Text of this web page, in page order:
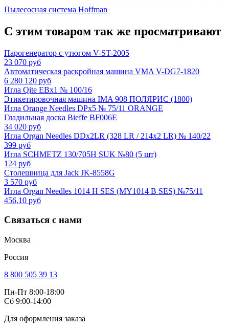
Пылесосная система Hoffman
С этим товаром так же просматривают
Парогенератор с утюгом V-ST-2005
23 070 руб
Автоматическая раскройная машина VMA V-DG7-1820
6 280 120 руб
Игла Qite EBx1 № 100/16
Этикетировочная машина IMA 908 ПОЛЯРИС (1800)
Игла Orange Needles DPx5 № 75/11 ORANGE
Гладильная доска Bieffe BF006E
34 020 руб
Игла Organ Needles DDx2LR (328 LR / 214x2 LR) № 140/22
399 руб
Игла SCHMETZ 130/705H SUK №80 (5 шт)
124 руб
Столешница для Jack JK-8558G
3 570 руб
Игла Organ Needles 1014 H SES (MY1014 B SES) №75/11
456,10 руб
Связаться с нами
Москва
Россия
8 800 505 39 13
Пн-Пт 8:00-18:00
Сб 9:00-14:00
Для оформления заказа